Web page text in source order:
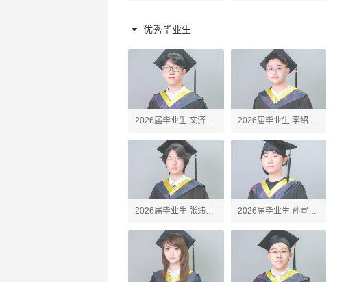
优秀毕业生
2026届毕业生 文济
Webster
2026届毕业生 李绍槐
2026届毕业生 张纬之 2026届毕业生 孙宣德